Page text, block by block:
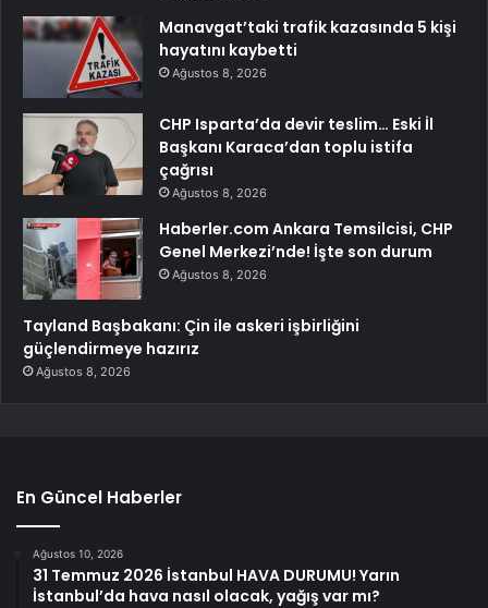
Manavgat’taki trafik kazasında 5 kişi
hayatını kaybetti
Ağustos 8, 2026
CHP Isparta’da devir teslim… Eski İl
Başkanı Karaca’dan toplu istifa
çağrısı
Ağustos 8, 2026
Haberler.com Ankara Temsilcisi, CHP
Genel Merkezi’nde! İşte son durum
Ağustos 8, 2026
Tayland Başbakanı: Çin ile askeri işbirliğini
güçlendirmeye hazırız
Ağustos 8, 2026
En Güncel Haberler
Ağustos 10, 2026
31 Temmuz 2026 İstanbul HAVA DURUMU! Yarın
İstanbul’da hava nasıl olacak, yağış var mı?